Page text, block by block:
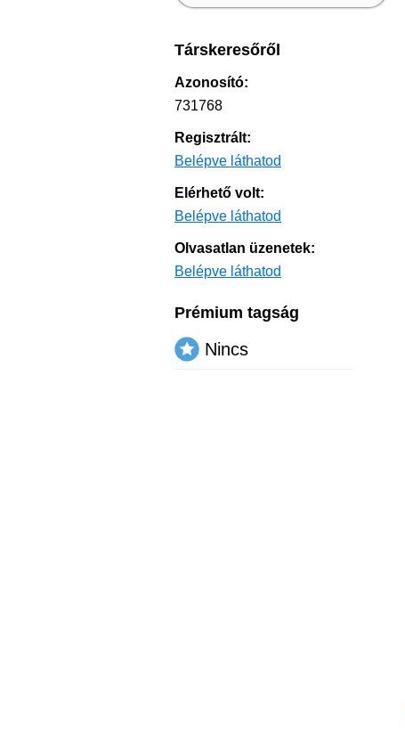
Társkeresőről
Azonosító:
731768
Regisztrált:
Belépve láthatod
Elérhető volt:
Belépve láthatod
Olvasatlan üzenetek:
Belépve láthatod
Prémium tagság
Nincs